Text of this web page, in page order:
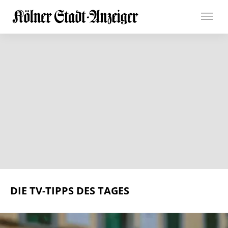
DIE TV-TIPPS DES TAGES